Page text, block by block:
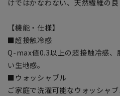
けではかなわない、天然繊維の良
【機能・仕様】
■超接触冷感
Q-max値0.3以上の超接触冷感、
い生地感。
■ウォッシャブル
ご家庭で洗濯可能なウォッシャ